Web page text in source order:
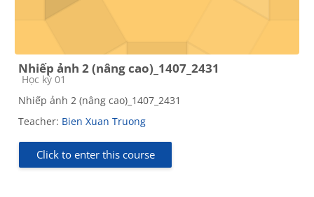
Nhiếp ảnh 2 (nâng cao)_1407_2431
Course category
Học kỳ 01
Nhiếp ảnh 2 (nâng cao)_1407_2431
Teacher: Bien Xuan Truong
Click to enter this course